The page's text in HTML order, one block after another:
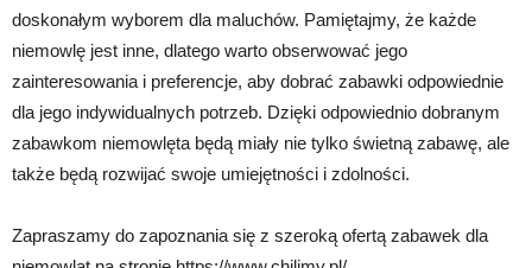
doskonałym wyborem dla maluchów. Pamiętajmy, że każde
niemowlę jest inne, dlatego warto obserwować jego
zainteresowania i preferencje, aby dobrać zabawki odpowiednie
dla jego indywidualnych potrzeb. Dzięki odpowiednio dobranym
zabawkom niemowlęta będą miały nie tylko świetną zabawę, ale
także będą rozwijać swoje umiejętności i zdolności.
Zapraszamy do zapoznania się z szeroką ofertą zabawek dla